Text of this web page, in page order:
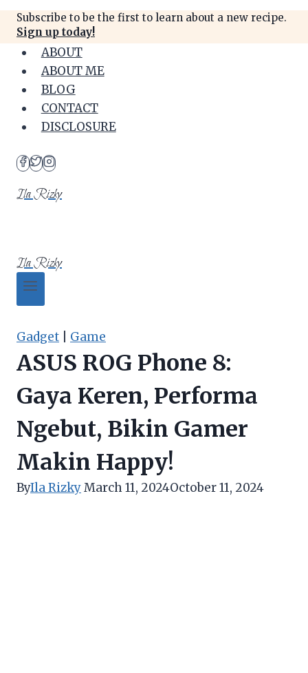
content
Subscribe to be the first to learn about a new recipe.
Sign up today!
ABOUT
ABOUT ME
BLOG
CONTACT
DISCLOSURE
Ila Rizky
Ila Rizky
Gadget Game
ASUS ROG Phone 8:
Gaya Keren, Performa
Ngebut, Bikin Gamer
Makin Happy!
ByIla RizkyMarch 11, 2024October 11, 2024